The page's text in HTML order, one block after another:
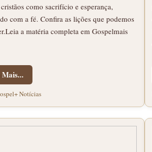
como sacrifício e esperança,
com a fé. Confira as lições que podemos
a matéria completa em Gospelmais
Notícias